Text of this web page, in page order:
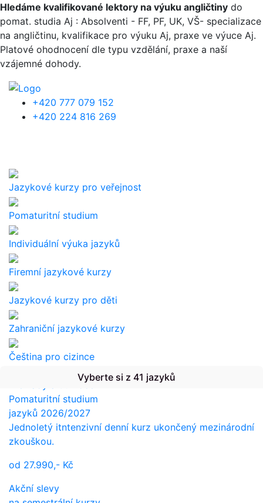
Přejít k hlavnímu obsahu
Hledáme kvalifikované lektory na výuku angličtiny do
pomat. studia Aj : Absolventi - FF, PF, UK, VŠ- specializace
na angličtinu, kvalifikace pro výuku Aj, praxe ve výuce Aj.
Platové ohodnocení dle typu vzdělání, praxe a naší
vzájemné dohody.
+420 777 079 152
+420 224 816 269
Jazykové kurzy pro veřejnost
Pomaturitní studium
Individuální výuka jazyků
Firemní jazykové kurzy
Jazykové kurzy pro děti
Zahraniční jazykové kurzy
Čeština pro cizince
Překlady a tlumočení
Vyberte si z 41 jazyků
Pomaturitní studium
jazyků 2026/2027
Jednoletý itntenzivní denní kurz ukončený mezinárodní
zkouškou.
od 27.990,- Kč
Akční slevy